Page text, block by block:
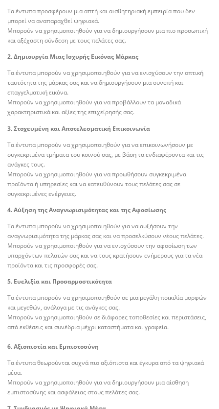
Τα έντυπα προσφέρουν μια απτή και αισθητηριακή εμπειρία που δεν
μπορεί να αναπαραχθεί ψηφιακά.
Μπορούν να χρησιμοποιηθούν για να δημιουργήσουν μια πιο προσωπική
και αξέχαστη σύνδεση με τους πελάτες σας.
2. Δημιουργία Μιας Ισχυρής Εικόνας Μάρκας
Τα έντυπα μπορούν να χρησιμοποιηθούν για να ενισχύσουν την οπτική
ταυτότητα της μάρκας σας και να δημιουργήσουν μια συνεπή και
επαγγελματική εικόνα.
Μπορούν να χρησιμοποιηθούν για να προβάλλουν τα μοναδικά
χαρακτηριστικά και αξίες της επιχείρησής σας.
3. Στοχευμένη και Αποτελεσματική Επικοινωνία
Τα έντυπα μπορούν να χρησιμοποιηθούν για να επικοινωνήσουν με
συγκεκριμένα τμήματα του κοινού σας, με βάση τα ενδιαφέροντα και τις
ανάγκες τους.
Μπορούν να χρησιμοποιηθούν για να προωθήσουν συγκεκριμένα
προϊόντα ή υπηρεσίες και να κατευθύνουν τους πελάτες σας σε
συγκεκριμένες ενέργειες.
4. Αύξηση της Αναγνωρισιμότητας και της Αφοσίωσης
Τα έντυπα μπορούν να χρησιμοποιηθούν για να αυξήσουν την
αναγνωρισιμότητα της μάρκας σας και να προσελκύσουν νέους πελάτες.
Μπορούν να χρησιμοποιηθούν για να ενισχύσουν την αφοσίωση των
υπαρχόντων πελατών σας και να τους κρατήσουν ενήμερους για τα νέα
προϊόντα και τις προσφορές σας.
5. Ευελιξία και Προσαρμοστικότητα
Τα έντυπα μπορούν να χρησιμοποιηθούν σε μια μεγάλη ποικιλία μορφών
και μεγεθών, ανάλογα με τις ανάγκες σας.
Μπορούν να χρησιμοποιηθούν σε διάφορες τοποθεσίες και περιστάσεις,
από εκθέσεις και συνέδρια μέχρι καταστήματα και γραφεία.
6. Αξιοπιστία και Εμπιστοσύνη
Τα έντυπα θεωρούνται συχνά πιο αξιόπιστα και έγκυρα από τα ψηφιακά
μέσα.
Μπορούν να χρησιμοποιηθούν για να δημιουργήσουν μια αίσθηση
εμπιστοσύνης και ασφάλειας στους πελάτες σας.